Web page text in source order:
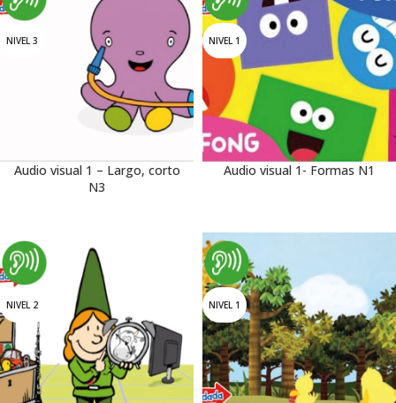
NIVEL 3
Audio visual 1 – Largo, corto
N3
NIVEL 1
Audio visual 1- Formas N1
NIVEL 2 NIVEL 1